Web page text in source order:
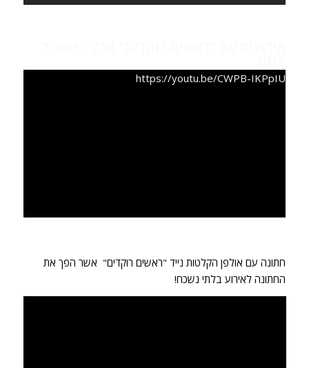
https://youtu.be/CWPB-IKPpIU
חתונה עם אולפן הקלטות נייד "ראשים רוקדים" אשר הפך את
החתונה לאירוע בלתי נשכח!